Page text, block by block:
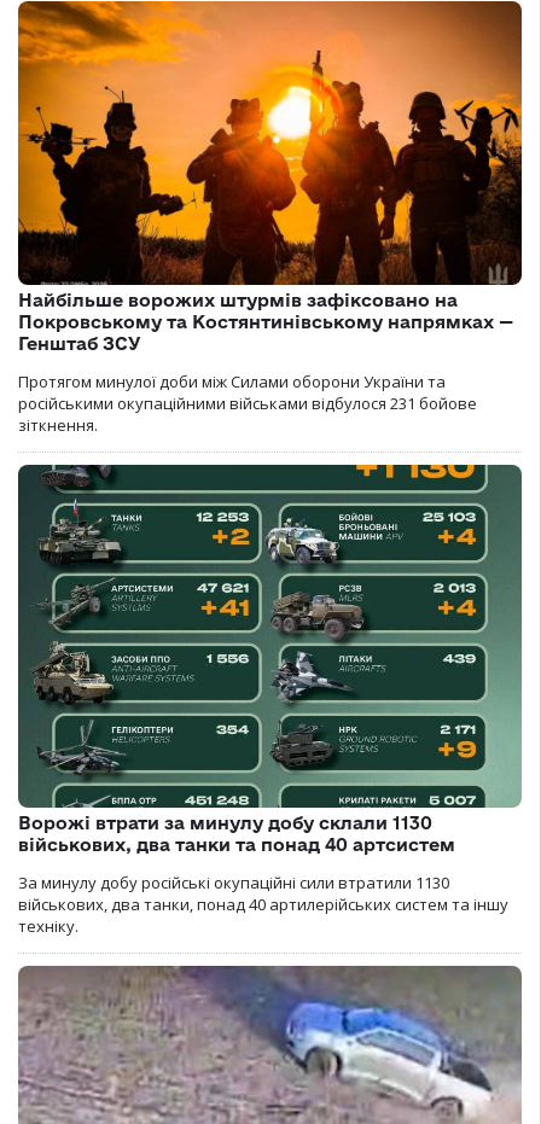
Найбільше ворожих штурмів зафіксовано на
Покровському та Костянтинівському напрямках —
Генштаб ЗСУ
Протягом минулої доби між Силами оборони України та
російськими окупаційними військами відбулося 231 бойове
зіткнення.
Ворожі втрати за минулу добу склали 1130
військових, два танки та понад 40 артсистем
За минулу добу російські окупаційні сили втратили 1130
військових, два танки, понад 40 артилерійських систем та іншу
техніку.